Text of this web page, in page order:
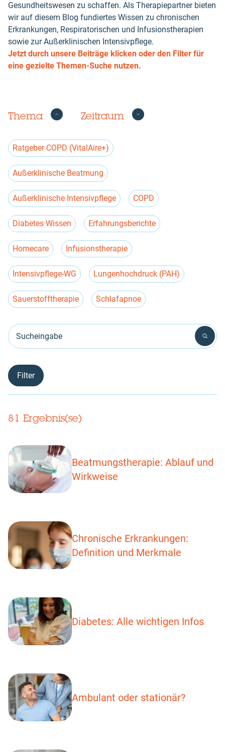
Gesundheitswesen zu schaffen. Als Therapiepartner bieten
wir auf diesem Blog fundiertes Wissen zu chronischen
Erkrankungen, Respiratorischen und Infusionstherapien
sowie zur Außerklinischen Intensivpflege.
Jetzt durch unsere Beiträge klicken oder den Filter für
eine gezielte Themen-Suche nutzen.
Thema Zeitraum
Thema
Ratgeber COPD (VitalAire+)
Außerklinische Beatmung
Außerklinische Intensivpflege COPD
Diabetes Wissen Erfahrungsberichte
Homecare Infusionstherapie
Intensivpflege-WG Lungenhochdruck (PAH)
Sauerstofftherapie Schlafapnoe
Sucheingabe
81 Ergebnis(se)
Beatmungstherapie: Ablauf und
Wirkweise
Chronische Erkrankungen:
Definition und Merkmale
Diabetes: Alle wichtigen Infos
Ambulant oder stationär?